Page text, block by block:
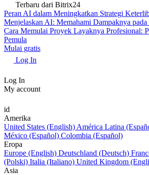
Terbaru dari Bitrix24
Peran AI dalam Meningkatkan Strategi
Menjelaskan AI: Memahami Dampaknya
Cara Memulai Proyek Layaknya Profesional:
Pemula
Mulai gratis
Log In
Log In
My account
id
Amerika
United States (English) América Latina
México (Español) Colombia (Español)
Eropa
Europe (English) Deutschland (Deutsch)
(Polski) Italia (Italiano) United Kingdom
Asia